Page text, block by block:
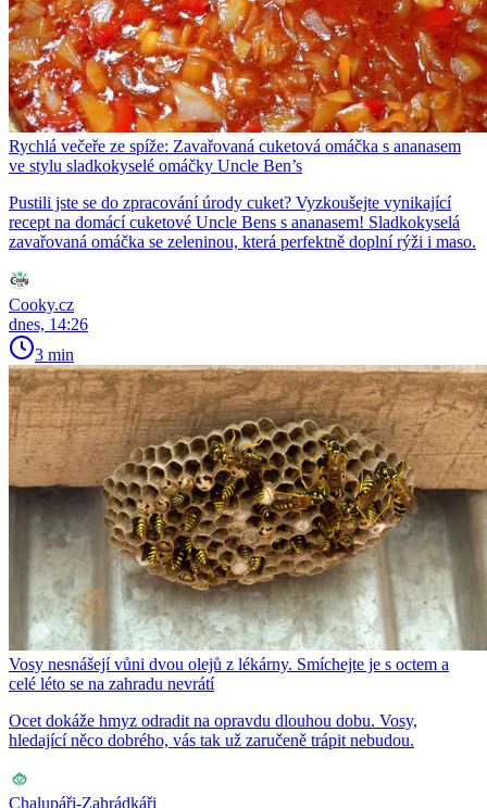
Rychlá večeře ze spíže: Zavařovaná cuketová omáčka s ananasem
ve stylu sladkokyselé omáčky Uncle Ben’s
Pustili jste se do zpracování úrody cuket? Vyzkoušejte vynikající
recept na domácí cuketové Uncle Bens s ananasem! Sladkokyselá
zavařovaná omáčka se zeleninou, která perfektně doplní rýži i maso.
Cooky.cz
dnes, 14:26
3 min
Vosy nesnášejí vůni dvou olejů z lékárny. Smíchejte je s octem a
celé léto se na zahradu nevrátí
Ocet dokáže hmyz odradit na opravdu dlouhou dobu. Vosy,
hledající něco dobrého, vás tak už zaručeně trápit nebudou.
Chalupáři-Zahrádkáři